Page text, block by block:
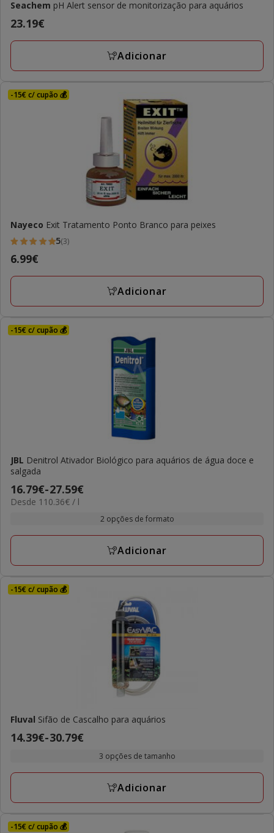
Seachem pH Alert sensor de monitorização para aquários
Preço
23.19€
23.19€
Adicionar
-15€ c/ cupão 💰
Nayeco Exit Tratamento Ponto Branco para peixes
5
estrelas
com
avaliações
5(3)
Preço
6.99€
6.99€
Adicionar
-15€ c/ cupão 💰
JBL Denitrol Ativador Biológico para aquários de água doce e
salgada
Preço
de
a
16.79€-27.59€
110.36€
Desde 110.36€ / l
2 opções de formato
Adicionar
-15€ c/ cupão 💰
Fluval Sifão de Cascalho para aquários
Preço
a
30.79€
14.39€-30.79€
3 opções de tamanho
Adicionar
-15€ c/ cupão 💰